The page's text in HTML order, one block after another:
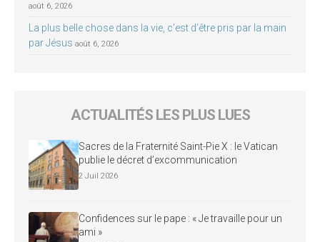
août 6, 2026
La plus belle chose dans la vie, c’est d’être pris par la main
par Jésus août 6, 2026
ACTUALITÉS LES PLUS LUES
Sacres de la Fraternité Saint-Pie X : le Vatican
publie le décret d’excommunication
2 Juil 2026
Confidences sur le pape : « Je travaille pour un
ami »